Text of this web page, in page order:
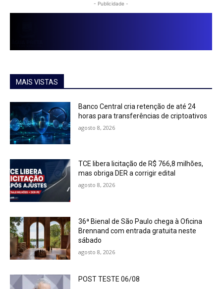
- Publicidade -
MAIS VISTAS
Banco Central cria retenção de até 24
horas para transferências de criptoativos
agosto 8, 2026
TCE libera licitação de R$ 766,8 milhões,
mas obriga DER a corrigir edital
agosto 8, 2026
36ª Bienal de São Paulo chega à Oficina
Brennand com entrada gratuita neste
sábado
agosto 8, 2026
POST TESTE 06/08